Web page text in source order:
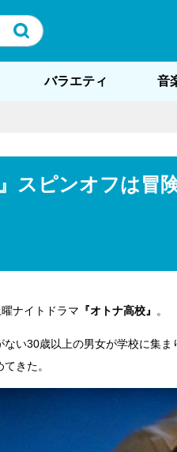
バラエティ 音
』スピンオフは
ナイトドラマ 『オトナ高校』 。
ない30歳以上の男女が学校に集
きた。